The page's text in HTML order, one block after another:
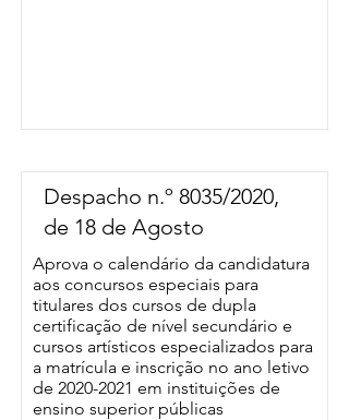
Despacho n.º 8035/2020,
de 18 de Agosto
Aprova o calendário da candidatura
aos concursos especiais para
titulares dos cursos de dupla
certificação de nível secundário e
cursos artísticos especializados para
a matrícula e inscrição no ano letivo
de 2020-2021 em instituições de
ensino superior públicas